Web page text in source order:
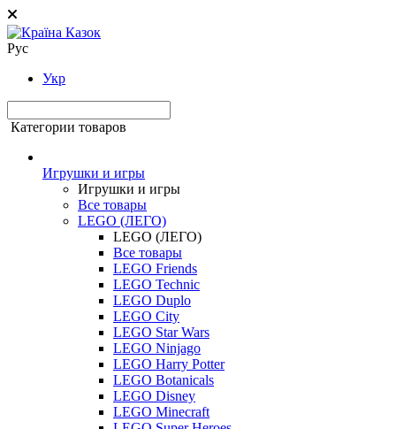
Рус
Укр
Категории товаров
Игрушки и игры
Игрушки и игры
Все товары
LEGO (ЛЕГО)
LEGO (ЛЕГО)
Все товары
LEGO Friends
LEGO Technic
LEGO Duplo
LEGO City
LEGO Star Wars
LEGO Ninjago
LEGO Harry Potter
LEGO Botanicals
LEGO Disney
LEGO Minecraft